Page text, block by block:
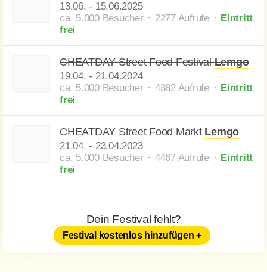
13.06. - 15.06.2025
ca. 5.000 Besucher ⬝ 2277 Aufrufe ⬝ Eintritt
frei
CHEATDAY Street Food FestivalLemgo
19.04. - 21.04.2024
ca. 5.000 Besucher ⬝ 4382 Aufrufe ⬝ Eintritt
frei
CHEATDAY Street Food MarktLemgo
21.04. - 23.04.2023
ca. 5.000 Besucher ⬝ 4467 Aufrufe ⬝ Eintritt
frei
Dein Festival fehlt?
Festival kostenlos hinzufügen +